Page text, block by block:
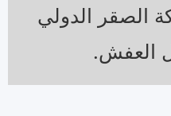
الصقر الدولي
العفش.